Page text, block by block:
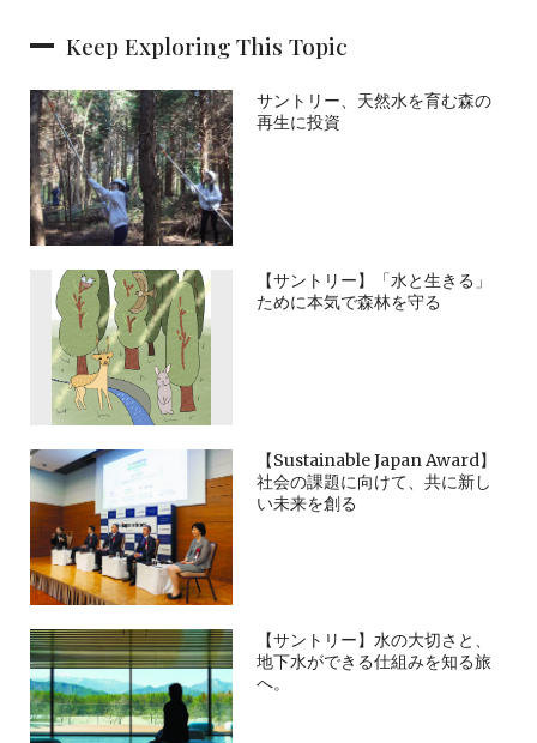
Keep Exploring This Topic
サントリー、天然水を育む森の
再生に投資
【サントリー】「水と生きる」
ために本気で森林を守る
【Sustainable Japan Award】
社会の課題に向けて、共に新し
い未来を創る
【サントリー】水の大切さと、
地下水ができる仕組みを知る旅
へ。